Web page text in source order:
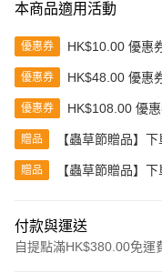
本商品適用活動
優惠券 HK$10.00 優惠
優惠券 HK$48.00 優惠
優惠券 HK$108.00 優
贈品
【蟲草節贈品】
贈品
【蟲草節贈品】
付款與運送
自提點滿HK$380.00免運